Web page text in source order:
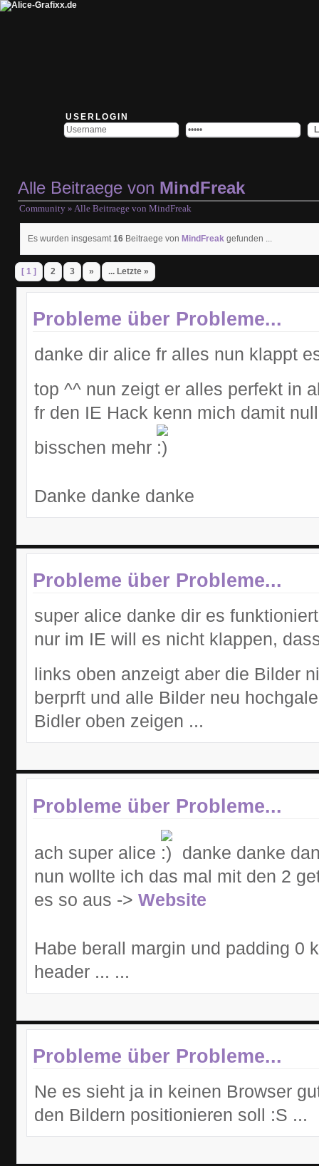
USERLOGIN
Alle Beitraege von MindFreak
Community » Alle Beitraege von MindFreak
Es wurden insgesamt16 Beitraege von MindFreak gefunden ...
[ 1 ] 2 3 » ... Letzte »
Probleme über Probleme...
danke dir alice fr alles nun klappt
top ^^ nun zeigt er alles perfekt in
fr den IE Hack kenn mich damit
bisschen mehr
Danke danke danke
Probleme über Probleme...
super alice danke dir es
nur im IE will es nicht klappen,
links oben anzeigt aber die Bilder
berprft und alle Bilder neu
Bidler oben zeigen ...
Probleme über Probleme...
ach super alice
danke danke
nun wollte ich das mal mit den 2
es so aus -> Website
Habe berall margin und padding 0
header ... ...
Probleme über Probleme...
Ne es sieht ja in keinen Browser
den Bildern positionieren soll :S ...